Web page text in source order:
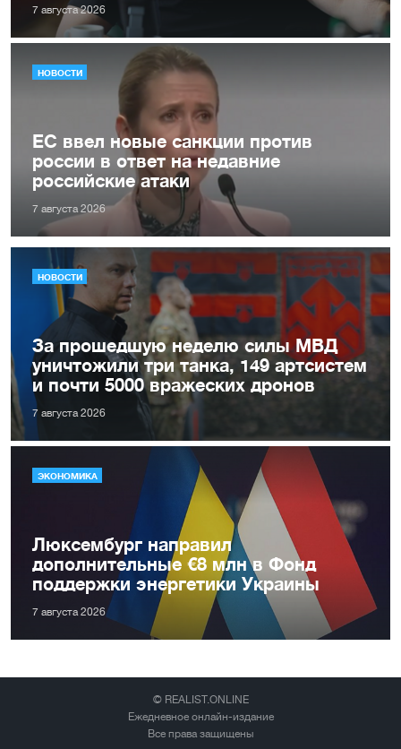
7 августа 2026
НОВОСТИ
ЕС ввел новые санкции против
россии в ответ на недавние
российские атаки
7 августа 2026
НОВОСТИ
За прошедшую неделю силы МВД
уничтожили три танка, 149 артсистем
и почти 5000 вражеских дронов
7 августа 2026
ЭКОНОМИКА
Люксембург направил
дополнительные €8 млн в Фонд
поддержки энергетики Украины
7 августа 2026
© REALIST.ONLINE
Ежедневное онлайн-издание
Все права защищены